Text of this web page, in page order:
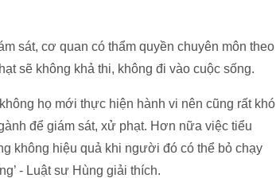
sát, cơ quan có thẩm quyền chuyên môn theo
sẽ không khả thi, không đi vào cuộc sống.
họ mới thực hiện hành vi nên cũng rất khó
để giám sát, xử phạt. Hơn nữa việc tiểu
không hiệu quả khi người đó có thể bỏ chạy
- Luật sư Hùng giải thích.